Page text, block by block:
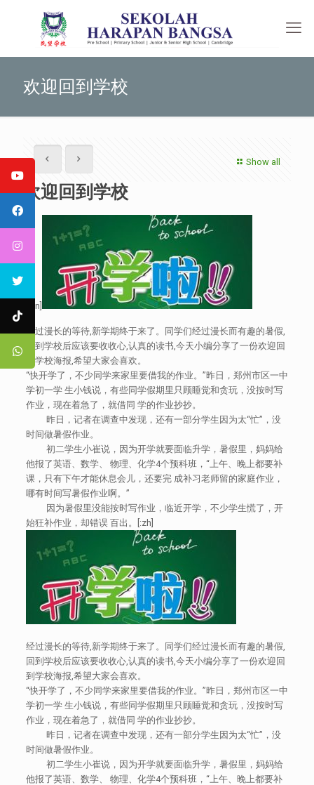
欢迎回到学校
Show all
欢迎回到学校
[:en]
经过漫长的等待,新学期终于来了。同学们经过漫长而有趣的暑假,
回到学校后应该要收收心,认真的读书,今天小编分享了一份欢迎回
到学校海报,希望大家会喜欢。
“快开学了，不少同学来家里要借我的作业。”昨日，郑州市区一中
学初一学 生小钱说，有些同学假期里只顾睡觉和贪玩，没按时写
作业，现在着急了，就借同 学的作业抄抄。
昨日，记者在调查中发现，还有一部分学生因为太“忙”，没
时间做暑假作业。
初二学生小崔说，因为开学就要面临升学，暑假里，妈妈给
他报了英语、数学、 物理、化学4个预科班，“上午、晚上都要补
课，只有下午才能休息会儿，还要完 成补习老师留的家庭作业，
哪有时间写暑假作业啊。”
因为暑假里没能按时写作业，临近开学，不少学生慌了，开
始狂补作业，却错误 百出。[:zh]
经过漫长的等待,新学期终于来了。同学们经过漫长而有趣的暑假,
回到学校后应该要收收心,认真的读书,今天小编分享了一份欢迎回
到学校海报,希望大家会喜欢。
“快开学了，不少同学来家里要借我的作业。”昨日，郑州市区一中
学初一学 生小钱说，有些同学假期里只顾睡觉和贪玩，没按时写
作业，现在着急了，就借同 学的作业抄抄。
昨日，记者在调查中发现，还有一部分学生因为太“忙”，没
时间做暑假作业。
初二学生小崔说，因为开学就要面临升学，暑假里，妈妈给
他报了英语、数学、 物理、化学4个预科班，“上午、晚上都要补